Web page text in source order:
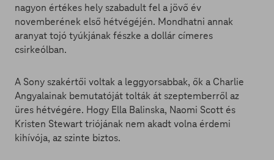
nagyon értékes hely szabadult fel a jövő év
novemberének első hétvégéjén. Mondhatni annak
aranyat tojó tyúkjának fészke a dollár címeres
csirkeólban.
A Sony szakértői voltak a leggyorsabbak, ők a Charlie
Angyalainak bemutatóját tolták át szeptemberről az
üres hétvégére. Hogy Ella Balinska, Naomi Scott és
Kristen Stewart triójának nem akadt volna érdemi
kihívója, az szinte biztos.